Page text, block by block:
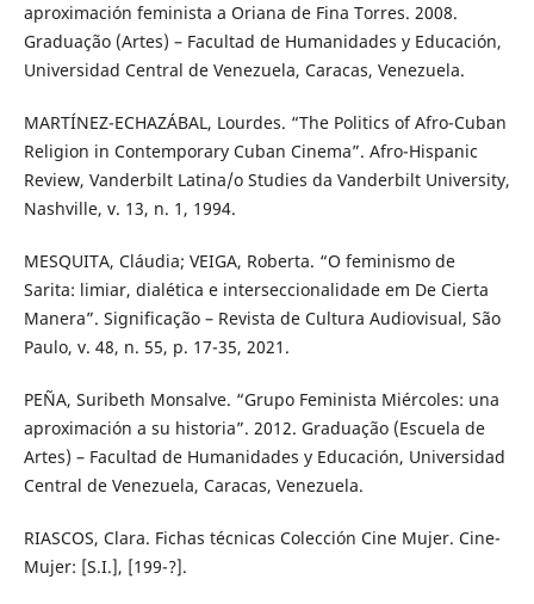
aproximación feminista a Oriana de Fina Torres. 2008.
Graduação (Artes) – Facultad de Humanidades y Educación,
Universidad Central de Venezuela, Caracas, Venezuela.
MARTÍNEZ-ECHAZÁBAL, Lourdes. “The Politics of Afro-Cuban
Religion in Contemporary Cuban Cinema”. Afro-Hispanic
Review, Vanderbilt Latina/o Studies da Vanderbilt University,
Nashville, v. 13, n. 1, 1994.
MESQUITA, Cláudia; VEIGA, Roberta. “O feminismo de
Sarita: limiar, dialética e interseccionalidade em De Cierta
Manera”. Significação – Revista de Cultura Audiovisual, São
Paulo, v. 48, n. 55, p. 17-35, 2021.
PEÑA, Suribeth Monsalve. “Grupo Feminista Miércoles: una
aproximación a su historia”. 2012. Graduação (Escuela de
Artes) – Facultad de Humanidades y Educación, Universidad
Central de Venezuela, Caracas, Venezuela.
RIASCOS, Clara. Fichas técnicas Colección Cine Mujer. Cine-
Mujer: [S.I.], [199-?].